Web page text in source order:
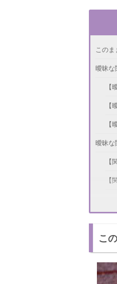
この
曖昧な
曖昧な
関係
早めに
こ